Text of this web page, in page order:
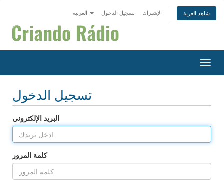
تسجيل الدخول الإشتراك شاهد العربة
تسجيل الدخول
البريد الإلكتروني
كلمة المرور